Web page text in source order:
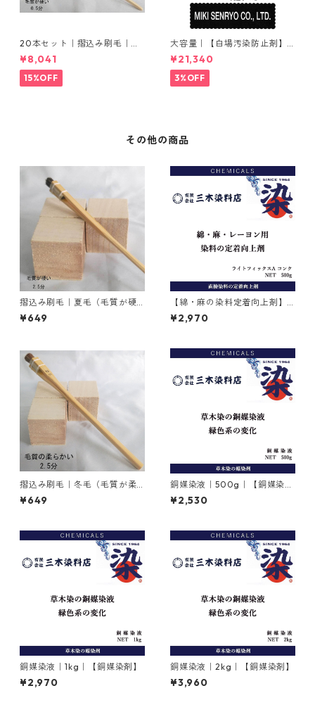
20本セット｜摺込み刷毛｜夏
毛（毛質が硬い）0.5分
¥8,041
15%OFF
大容量｜【白場汚染防止剤】
｜2kg×5本｜ホワイトクリー
ナＭ
¥21,340
3%OFF
その他の商品
摺込み刷毛｜夏毛（毛質が硬
い）2.5分
¥649
【綿・麻の染料定着向上剤】
｜500g｜ライトフィックスA
コンク
¥2,970
摺込み刷毛｜冬毛（毛質が柔
らかい）2.5分
¥649
銅媒染液｜500g｜【銅媒染
剤】
¥2,530
銅媒染液｜1kg｜【銅媒染剤】
¥2,970
銅媒染液｜2kg｜【銅媒染剤】
¥3,960